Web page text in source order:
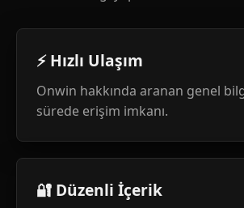
⚡ Hızlı Ulaşım
Onwin hakkında aranan genel
sürede erişim imkanı.
🔐 Düzenli İçerik